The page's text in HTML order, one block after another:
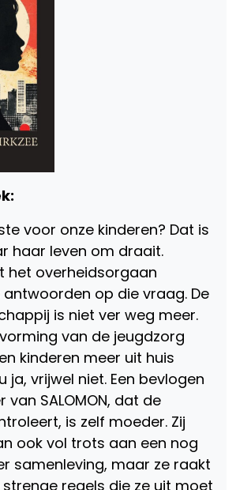
voor onze kinderen? Dat is
haar leven om draait.
het overheidsorgaan
antwoorden op die vraag. De
is niet ver weg meer.
van de jeugdzorg
kinderen meer uit huis
ja, vrijwel niet. Een bevlogen
SALOMON, dat de
is zelf moeder. Zij
ook vol trots aan een nog
samenleving, maar ze raakt
regels die ze uit moet